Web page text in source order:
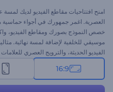
امنح افتتاحيات مقاطع الفيديو لديك
العصرية. اغمر جمهورك في أجواء حماسية
خصص النموذج بصورك ومقاطع الفيديو،
موسيقي للخلفية لإضافة لمسة نهائية.
الفيديو الحديثة، والترويج العصري
لقطات المناسبات، وغيرها. ابدأ الآن
16:9